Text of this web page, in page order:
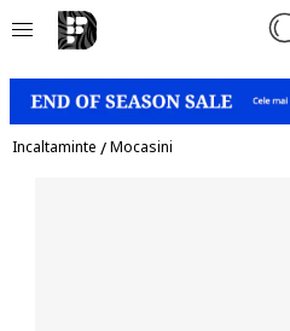
Incaltaminte /Mocasini